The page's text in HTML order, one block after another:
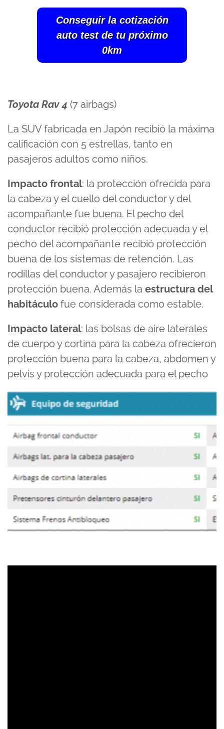
Conseguir la cotización
auto test de tu próximo
0km
Toyota Rav 4 (7 airbags)
La SUV fabricada en Japón recibió la máxima
calificación con 5 estrellas, tanto en
pasajeros adultos como niños.
Impacto frontal: la protección ofrecida para
la cabeza y el cuello del conductor y del
acompañante fue buena. El pecho del
conductor recibió protección adecuada y el
pecho del acompañante recibió protección
buena de los sistemas de retención. Las
rodillas del conductor y pasajero recibieron
protección buena. Además la estructura del
habitáculo fue considerada como estable.
Impacto lateral: las bolsas de aire laterales
de cuerpo y cortina para la cabeza ofrecieron
protección buena para la cabeza, abdomen y
pelvis y protección adecuada para el pecho